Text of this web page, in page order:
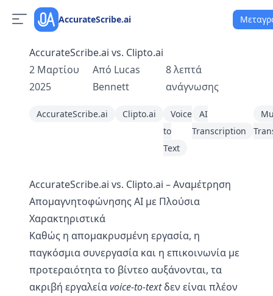
AccurateScribe.ai
AccurateScribe.ai vs. Clipto.ai
2 Μαρτίου
2025
Από Lucas
Bennett
8 λεπτά
ανάγνωσης
AccurateScribe.ai Clipto.ai
Voice
to
Text
AI
Transcription
AccurateScribe.ai vs. Clipto.ai – Αναμέτρηση
Απομαγνητοφώνησης AI με Πλούσια
Χαρακτηριστικά
Καθώς η απομακρυσμένη εργασία, η
παγκόσμια συνεργασία και η επικοινωνία με
προτεραιότητα το βίντεο αυξάνονται, τα
ακριβή εργαλείαvoice-to-textδεν είναι πλέον